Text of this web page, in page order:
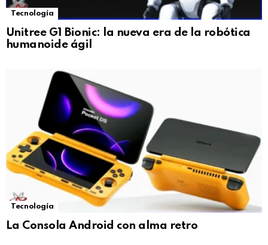
Tecnología
Unitree G1 Bionic: la nueva era de la robótica
humanoide ágil
Tecnología
La Consola Android con alma retro